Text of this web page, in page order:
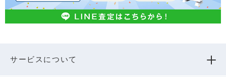
サービスについて